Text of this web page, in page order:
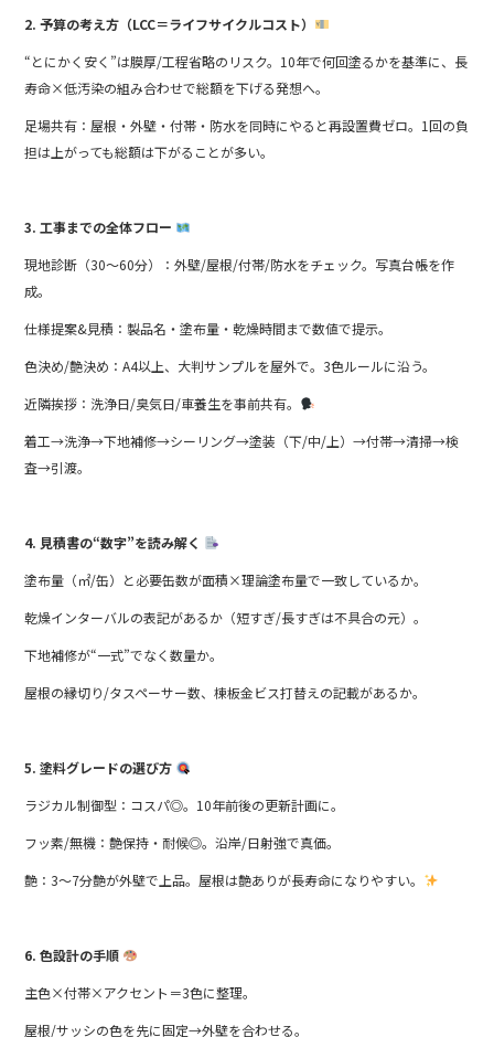
2. 予算の考え方（LCC＝ライフサイクルコスト）
“とにかく安く”は膜厚/工程省略のリスク。10年で何回塗るかを基準に、長
寿命×低汚染の組み合わせで総額を下げる発想へ。
足場共有：屋根・外壁・付帯・防水を同時にやると再設置費ゼロ。1回の負
担は上がっても総額は下がることが多い。
3. 工事までの全体フロー
現地診断（30〜60分）：外壁/屋根/付帯/防水をチェック。写真台帳を作
成。
仕様提案&見積：製品名・塗布量・乾燥時間まで数値で提示。
色決め/艶決め：A4以上、大判サンプルを屋外で。3色ルールに沿う。
近隣挨拶：洗浄日/臭気日/車養生を事前共有。
着工→洗浄→下地補修→シーリング→塗装（下/中/上）→付帯→清掃→検
査→引渡。
4. 見積書の“数字”を読み解く
塗布量（㎡/缶）と必要缶数が面積×理論塗布量で一致しているか。
乾燥インターバルの表記があるか（短すぎ/長すぎは不具合の元）。
下地補修が“一式”でなく数量か。
屋根の縁切り/タスペーサー数、棟板金ビス打替えの記載があるか。
5. 塗料グレードの選び方
ラジカル制御型：コスパ◎。10年前後の更新計画に。
フッ素/無機：艶保持・耐候◎。沿岸/日射強で真価。
艶：3〜7分艶が外壁で上品。屋根は艶ありが長寿命になりやすい。
6. 色設計の手順
主色×付帯×アクセント＝3色に整理。
屋根/サッシの色を先に固定→外壁を合わせる。